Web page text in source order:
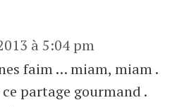
à 5:04 pm
faim … miam, miam .
partage gourmand .